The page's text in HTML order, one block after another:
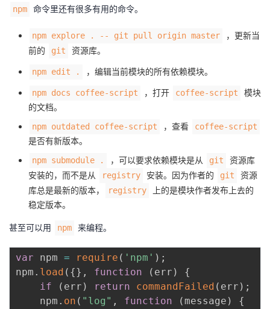
npm 命令里还有很多有用的命令。
npm explore . -- git pull origin master
，更新当
前的
git 资源库。
npm edit . ，编辑当前模块的所有依赖模块。
npm docs coffee-script ，打开 coffee-script
模块
的文档。
npm outdated coffee-script ，查看 coffee-script
是否有新版本。
npm submodule . ，可以要求依赖模块是从 git
资源库
安装的，而不是从
registry 安装。因为作者的 git
资源
库总是最新的版本，
registry
上的是模块作者发布上去的
稳定版本。
甚至可以用 npm 来编程。
var npm = require ( 'npm' ) ;
npm . load ( {} , function ( err )
{
if
( err ) return commandFailed ( err ) ;
    npm
. on ( "log" , function ( message )
{